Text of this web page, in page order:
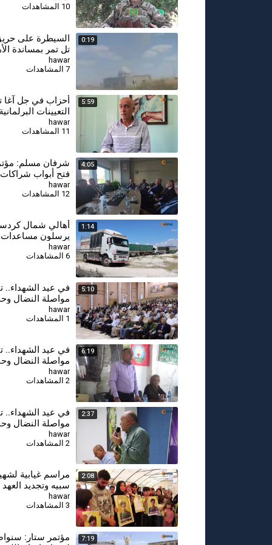
10 المشاهدات
0:19
السيطرة على
تل تمر بمساندة
hawar
7 المشاهدات
5:59
أحزاب في جل آغا
التعيينات
بالتهميش السياسي
hawar
11 المشاهدات
4:05
شرفان مسلم:
فتح أبواب شراكات
لجامعة كوباني
hawar
12 المشاهدات
1:14
أهالي شمال
يرسلون مساعدات
إلى كوباني
hawar
6 المشاهدات
5:10
⁣في عيد الشهداء..
مواصلة النضال
مكتسبات الشهداء
لكي
hawar
1 المشاهدات
6:19
⁣في عيد الشهداء..
مواصلة النضال
مكتسبات الشهداء
hawar
2 المشاهدات
2:37
في عيد الشهداء..
مواصلة النضال
مكتسبات الشهداء
hawar
2 المشاهدات
2:08
مراسم غيابية
سبيه وتجديد
النضال
hawar
3 المشاهدات
7:19
مؤتمر ستار: